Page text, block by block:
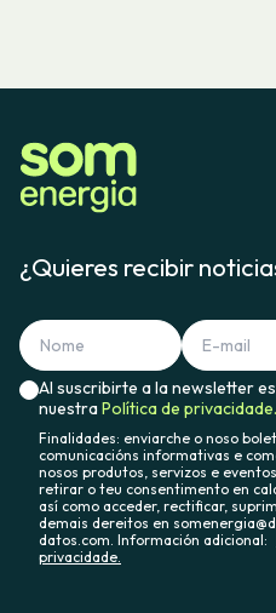
¿Quieres recibir
Al suscribirte a la newsletter
nuestraPolítica de privacidade.
Finalidades: enviarche o noso
comunicacións informativas e
nosos produtos, servizos e
retirar o teu consentimento en
así como acceder, rectificar,
demais dereitos en
datos.com. Información adicional:
privacidade.